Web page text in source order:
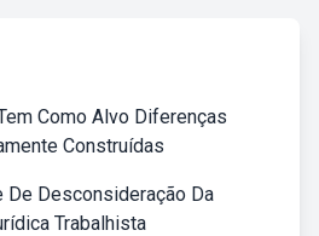
Como Alvo Diferenças
Construídas
De Desconsideração Da
Trabalhista